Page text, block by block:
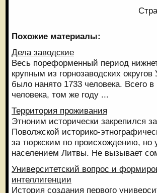
Похожие материалы:
Дела заводские
Весь пореформенный период
крупным из горнозаводских
было нанято 1733 человека. Всего
человека, том же году ...
Территория проживания
Этноним исторически закрепился
Поволжской историко-
за тюркским по происхождению, но
населением Литвы. Не вызывает
Университетский вопрос и
интеллигенции
История создания первого